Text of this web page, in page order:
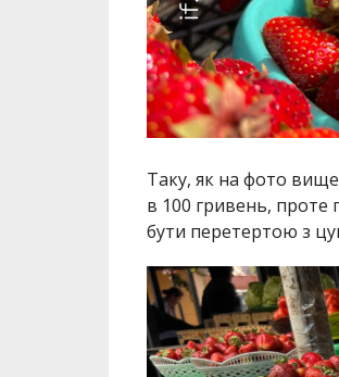
Таку, як на фото
в 100 гривень, проте
бути перетертою з